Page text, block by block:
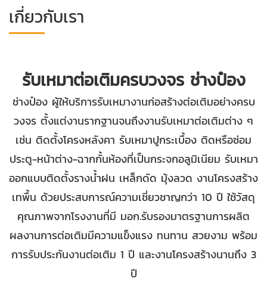
เกี่ยวกับเรา
รับเหมาต่อเติมครบวงจร ช่างป๋อง
ช่างป๋อง ผู้ให้บริการรับเหมางานก่อสร้างต่อเติมอย่างครบ
วงจร ตั้งแต่งานรากฐานจนถึงงานรับเหมาต่อเติมต่าง ๆ
เช่น ติดตั้งโครงหลังคา รับเหมาปูกระเบื้อง ติดหรือซ่อม
ประตู-หน้าต่าง-ฉากกั้นห้องที่เป็นกระจกอลูมิเนียม รับเหมา
ออกแบบติดตั้งรางน้ำฝน เหล็กดัด มุ้งลวด งานโครงสร้าง
เทพื้น ด้วยประสบการณ์ความเชี่ยวชาญกว่า 10 ปี ใช้วัสดุ
คุณภาพจากโรงงานที่มี มอก.รับรองมาตรฐานการผลิต
ผลงานการต่อเติมมีความแข็งแรง ทนทาน สวยงาม พร้อม
การรับประกันงานต่อเติม 1 ปี และงานโครงสร้างนานถึง 3
ปี